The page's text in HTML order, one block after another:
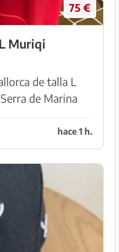
75 €
Muriqi
de talla L
Son Serra de Marina
hace 1 h.